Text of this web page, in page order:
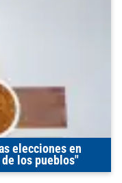
elecciones en
los pueblos"